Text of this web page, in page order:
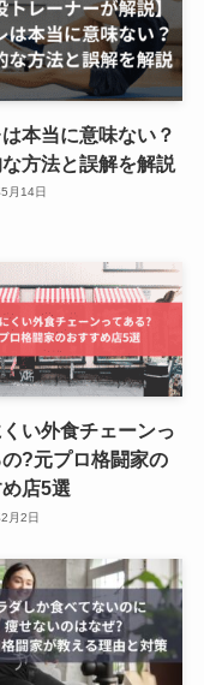
本当に意味ない？
方法と誤解を解説
月14日
い外食チェーンっ
?元プロ格闘家の
店5選
月2日